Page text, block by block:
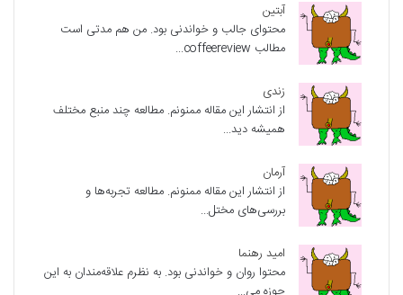
آبتین
محتوای جالب و خواندنی بود. من هم مدتی است
مطالب coffeereview...
زندی
از انتشار این مقاله ممنونم. مطالعه چند منبع مختلف
همیشه دید...
آرمان
از انتشار این مقاله ممنونم. مطالعه تجربه‌ها و
بررسی‌های مختل...
امید رهنما
محتوا روان و خواندنی بود. به نظرم علاقه‌مندان به این